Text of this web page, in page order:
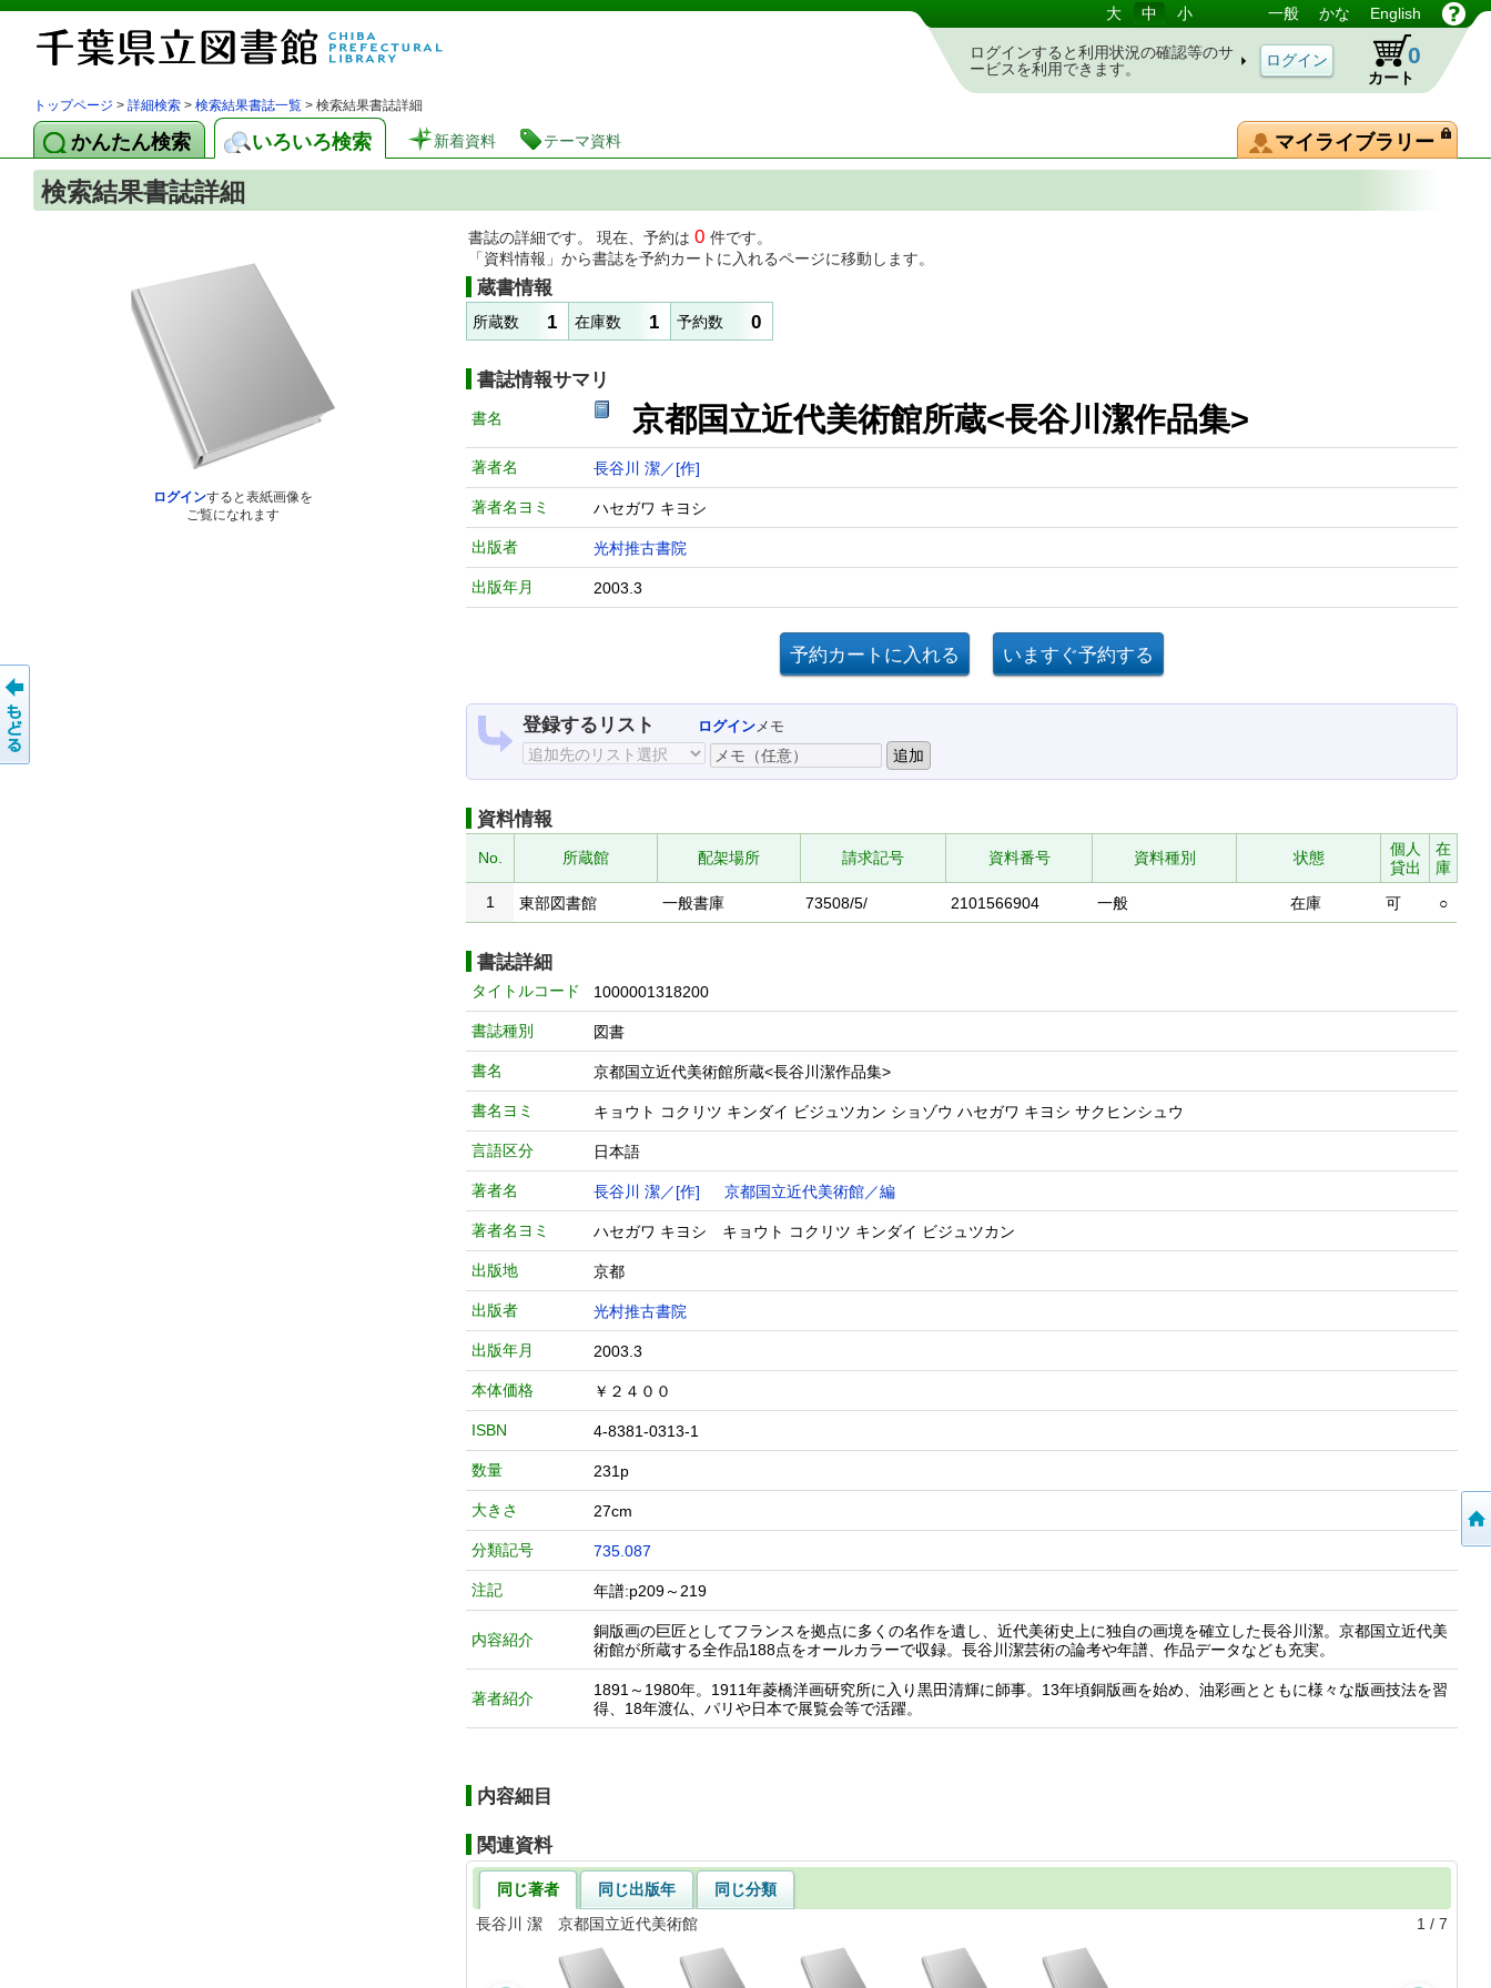
図書館 蔵書検索・予約システム 大 中 小 一般 かな English
ログインすると利用状況の確認等のサ
ービスを利用できます。
カート
0
トップページ > 詳細検索 > 検索結果書誌一覧 > 検索結果書誌詳細
かんたん検索 いろいろ検索 新着資料 テーマ資料 マイライブラリー
検索結果書誌詳細
ログインすると表紙画像を
ご覧になれます
書誌の詳細です。 現在、予約は 0 件です。
「資料情報」から書誌を予約カートに入れるページに移動します。
蔵書情報
所蔵数 1 在庫数 1 予約数 0
書誌情報サマリ
書名 京都国立近代美術館所蔵<長谷川潔作品集>
著者名 長谷川 潔／[作]
著者名ヨミ ハセガワ キヨシ
出版者 光村推古書院
出版年月 2003.3
登録するリスト ログインメモ
資料情報
No. 所蔵館 配架場所 請求記号 資料番号 資料種別 状態
個人
貸出
在
庫
1
東部図書館 一般書庫 73508/5/ 2101566904 一般 在庫 可 ○
書誌詳細
タイトルコード 1000001318200
書誌種別 図書
書名 京都国立近代美術館所蔵<長谷川潔作品集>
書名ヨミ キョウト コクリツ キンダイ ビジュツカン ショゾウ ハセガワ キヨシ サクヒンシュウ
言語区分 日本語
著者名 長谷川 潔／[作] 京都国立近代美術館／編
著者名ヨミ ハセガワ キヨシ キョウト コクリツ キンダイ ビジュツカン
出版地 京都
出版者 光村推古書院
出版年月 2003.3
本体価格 ￥２４００
ISBN 4-8381-0313-1
数量 231p
大きさ 27cm
分類記号 735.087
注記 年譜:p209～219
内容紹介
銅版画の巨匠としてフランスを拠点に多くの名作を遺し、近代美術史上に独自の画境を確立した長谷川潔。京都国立近代美
術館が所蔵する全作品188点をオールカラーで収録。長谷川潔芸術の論考や年譜、作品データなども充実。
著者紹介
1891～1980年。1911年菱橋洋画研究所に入り黒田清輝に師事。13年頃銅版画を始め、油彩画とともに様々な版画技法を習
得、18年渡仏、パリや日本で展覧会等で活躍。
内容細目
関連資料
同じ著者 同じ出版年
同じ分類
長谷川 潔 京都国立近代美術館
1 / 7